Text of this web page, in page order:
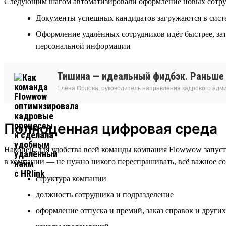
Документы успешных кандидатов загружаются в
Оформление удалённых сотрудников идёт быстрее,
персональной информации
Тишина — идеальный фидбэк. Раньше
Елена Орлова, руководитель направления кадрового
Полноценная цифровая среда
Наконец, для удобства всей команды компания Flowwow
в компании — не нужно никого переспрашивать, всё важное
структура компании
должность сотрудника и подразделение
оформление отпуска и премий, заказ справок и